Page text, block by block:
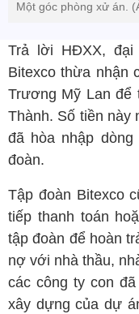
Một góc phòng xử án.
Trả lời HĐXX, đại
Bitexco thừa nhận
Trương Mỹ Lan để
Thành. Số tiền này
đã hòa nhập
đoàn.
Tập đoàn Bitexco
tiếp thanh toán
tập đoàn để hoàn
nợ với nhà thầu,
các công ty con
xây dựng của dự